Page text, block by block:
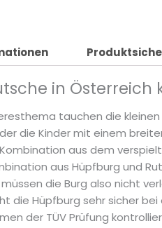
in Österreich
tauchen die
die Kinder mit einem
aus dem
aus Hüpfburg
die Burg also nicht
die Hüpfburg sehr sicher
der TÜV Prüfung